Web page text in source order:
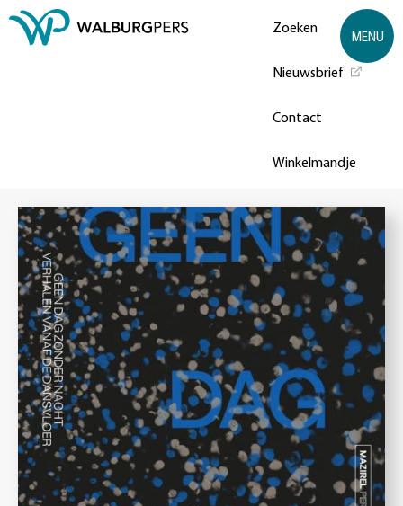
Zoeken
Nieuwsbrief
Contact
Winkelmandje
MENU